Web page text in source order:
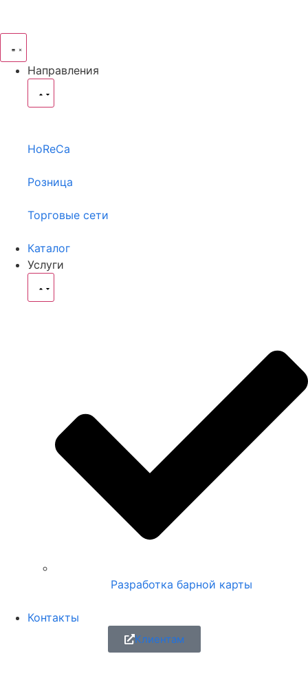
Направления
HoReCa
Розница
Торговые сети
Каталог
Услуги
Разработка барной карты
Контакты
Клиентам